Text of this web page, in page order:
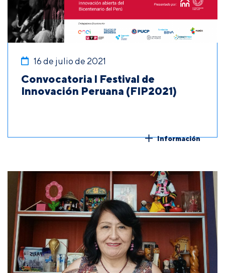
16 de julio de 2021
Convocatoria l Festival de
Innovación Peruana (FIP2021)
Información